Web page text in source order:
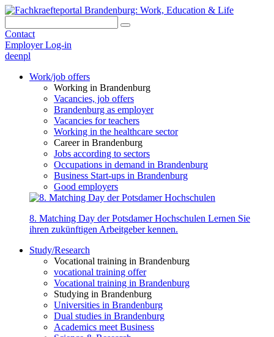
Contact
Employer Log-in
deenpl
Work/job offers
Working in Brandenburg
Vacancies, job offers
Brandenburg as employer
Vacancies for teachers
Working in the healthcare sector
Career in Brandenburg
Jobs according to sectors
Occupations in demand in Brandenburg
Business Start-ups in Brandenburg
Good employers
8. Matching Day der Potsdamer Hochschulen Lernen Sie
ihren zukünftigen Arbeitgeber kennen.
Study/Research
Vocational training in Brandenburg
vocational training offer
Vocational training in Brandenburg
Studying in Brandenburg
Universities in Brandenburg
Dual studies in Brandenburg
Academics meet Business